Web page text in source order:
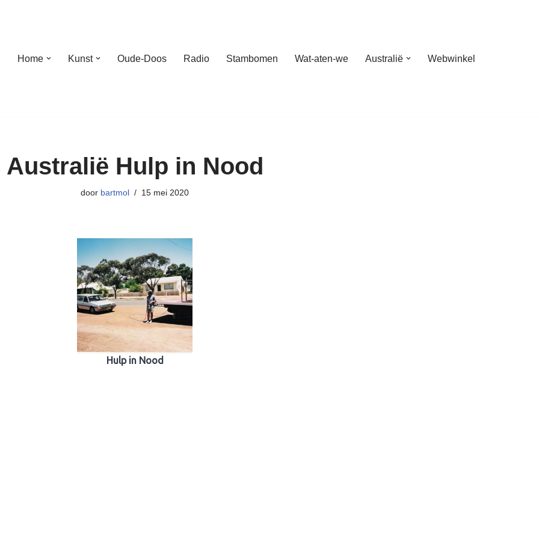
Home Kunst Oude-Doos Radio Stambomen Wat-aten-we Australië Webwinkel
Australië Hulp in Nood
door bartmol 15 mei 2020
Hulp in Nood